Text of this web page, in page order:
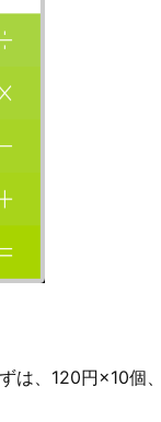
は、120円×10個